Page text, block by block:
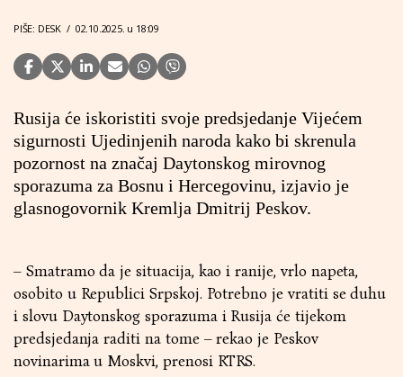
PIŠE: DESK / 02.10.2025. u 18:09
Rusija će iskoristiti svoje predsjedanje Vijećem
sigurnosti Ujedinjenih naroda kako bi skrenula
pozornost na značaj Daytonskog mirovnog
sporazuma za Bosnu i Hercegovinu, izjavio je
glasnogovornik Kremlja Dmitrij Peskov.
– Smatramo da je situacija, kao i ranije, vrlo napeta,
osobito u Republici Srpskoj. Potrebno je vratiti se duhu
i slovu Daytonskog sporazuma i Rusija će tijekom
predsjedanja raditi na tome – rekao je Peskov
novinarima u Moskvi, prenosi RTRS.